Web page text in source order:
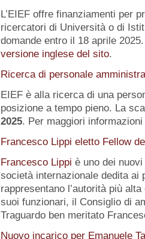
L’EIEF offre finanziamenti per
ricercatori di Università o di
domande entro il 18 aprile
versione inglese del sito.
Ricerca di personale
EIEF è alla ricerca di una
posizione a tempo pieno. La
2025. Per maggiori informazioni
Francesco Lippi eletto Fellow
Francesco Lippi è uno dei nuovi
società internazionale dedita ai
rappresentano l’autorità più
suoi funzionari, il Consiglio di
Traguardo ben meritato
Nuovo incarico per Emanuele